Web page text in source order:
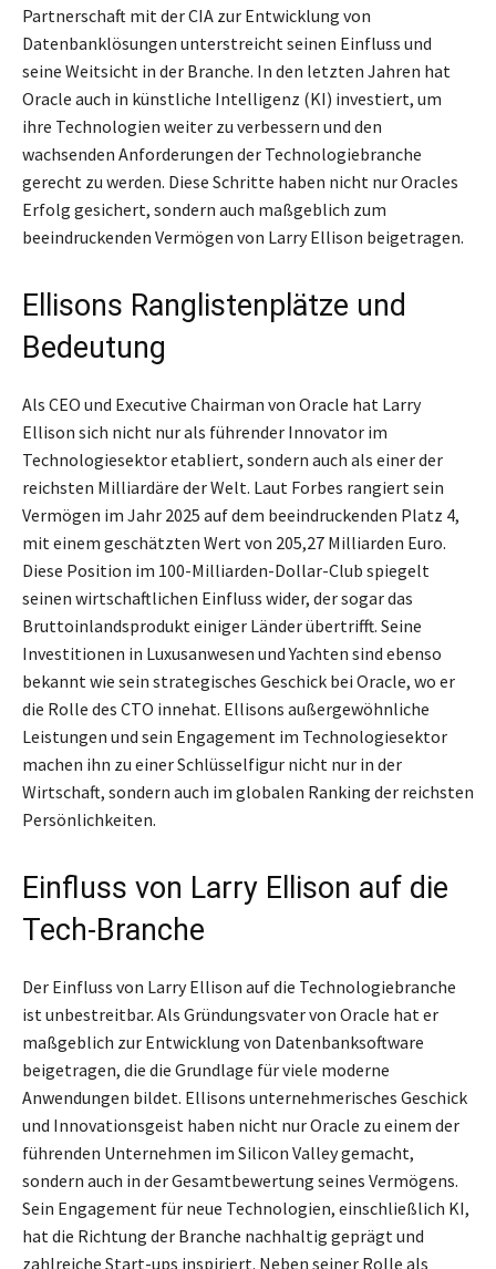
Partnerschaft mit der CIA zur Entwicklung von
Datenbanklösungen unterstreicht seinen Einfluss und
seine Weitsicht in der Branche. In den letzten Jahren hat
Oracle auch in künstliche Intelligenz (KI) investiert, um
ihre Technologien weiter zu verbessern und den
wachsenden Anforderungen der Technologiebranche
gerecht zu werden. Diese Schritte haben nicht nur Oracles
Erfolg gesichert, sondern auch maßgeblich zum
beeindruckenden Vermögen von Larry Ellison beigetragen.
Ellisons Ranglistenplätze und
Bedeutung
Als CEO und Executive Chairman von Oracle hat Larry
Ellison sich nicht nur als führender Innovator im
Technologiesektor etabliert, sondern auch als einer der
reichsten Milliardäre der Welt. Laut Forbes rangiert sein
Vermögen im Jahr 2025 auf dem beeindruckenden Platz 4,
mit einem geschätzten Wert von 205,27 Milliarden Euro.
Diese Position im 100-Milliarden-Dollar-Club spiegelt
seinen wirtschaftlichen Einfluss wider, der sogar das
Bruttoinlandsprodukt einiger Länder übertrifft. Seine
Investitionen in Luxusanwesen und Yachten sind ebenso
bekannt wie sein strategisches Geschick bei Oracle, wo er
die Rolle des CTO innehat. Ellisons außergewöhnliche
Leistungen und sein Engagement im Technologiesektor
machen ihn zu einer Schlüsselfigur nicht nur in der
Wirtschaft, sondern auch im globalen Ranking der reichsten
Persönlichkeiten.
Einfluss von Larry Ellison auf die
Tech-Branche
Der Einfluss von Larry Ellison auf die Technologiebranche
ist unbestreitbar. Als Gründungsvater von Oracle hat er
maßgeblich zur Entwicklung von Datenbanksoftware
beigetragen, die die Grundlage für viele moderne
Anwendungen bildet. Ellisons unternehmerisches Geschick
und Innovationsgeist haben nicht nur Oracle zu einem der
führenden Unternehmen im Silicon Valley gemacht,
sondern auch in der Gesamtbewertung seines Vermögens.
Sein Engagement für neue Technologien, einschließlich KI,
hat die Richtung der Branche nachhaltig geprägt und
zahlreiche Start-ups inspiriert. Neben seiner Rolle als